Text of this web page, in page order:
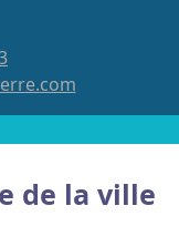
de la ville